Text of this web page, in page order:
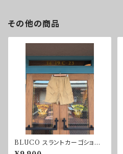
その他の商品
BLUCO スラントカーゴショー
ツ